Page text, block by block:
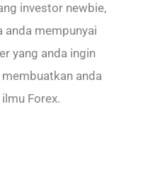
investor newbie,
anda mempunyai
yang anda ingin
anda
Forex.